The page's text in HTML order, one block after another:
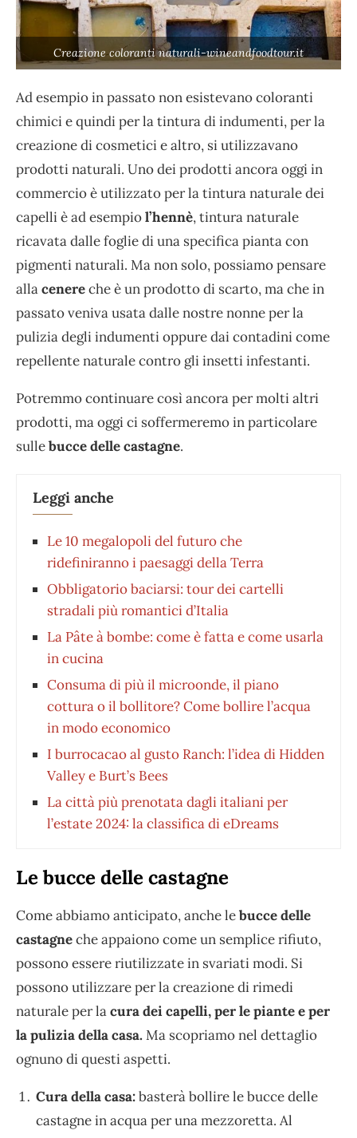
Creazione coloranti naturali-wineandfoodtour.it
Ad esempio in passato non esistevano coloranti
chimici e quindi per la tintura di indumenti, per la
creazione di cosmetici e altro, si utilizzavano
prodotti naturali. Uno dei prodotti ancora oggi in
commercio è utilizzato per la tintura naturale dei
capelli è ad esempiol’hennè, tintura naturale
ricavata dalle foglie di una specifica pianta con
pigmenti naturali. Ma non solo, possiamo pensare
allacenereche è un prodotto di scarto, ma che in
passato veniva usata dalle nostre nonne per la
pulizia degli indumenti oppure dai contadini come
repellente naturale contro gli insetti infestanti.
Potremmo continuare così ancora per molti altri
prodotti, ma oggi ci soffermeremo in particolare
sullebucce delle castagne.
Leggi anche
Le 10 megalopoli del futuro che
ridefiniranno i paesaggi della Terra
Obbligatorio baciarsi: tour dei cartelli
stradali più romantici d’Italia
La Pâte à bombe: come è fatta e come usarla
in cucina
Consuma di più il microonde, il piano
cottura o il bollitore? Come bollire l’acqua
in modo economico
I burrocacao al gusto Ranch: l’idea di Hidden
Valley e Burt’s Bees
La città più prenotata dagli italiani per
l’estate 2024: la classifica di eDreams
Le bucce delle castagne
Come abbiamo anticipato, anche lebucce delle
castagneche appaiono come un semplice rifiuto,
possono essere riutilizzate in svariati modi. Si
possono utilizzare per la creazione di rimedi
naturale per lacura dei capelli, per le piante e per
la pulizia della casa. Ma scopriamo nel dettaglio
ognuno di questi aspetti.
Cura della casa:basterà bollire le bucce delle
castagne in acqua per una mezzoretta. Al